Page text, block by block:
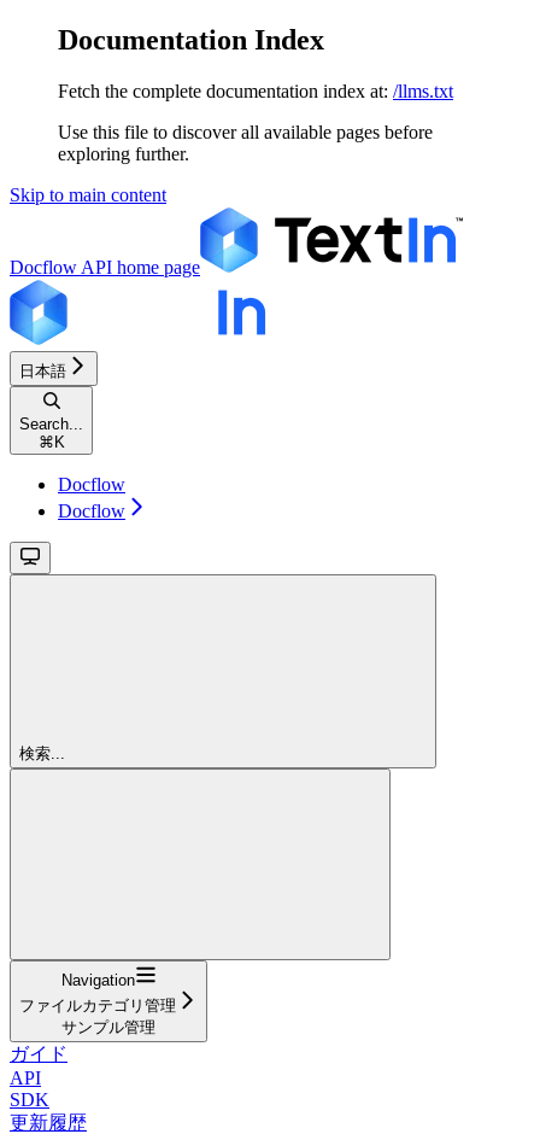
Documentation Index
Fetch the complete documentation index at: /llms.txt
Use this file to discover all available pages before
exploring further.
Skip to main content
Docflow API home page
日本語
Search...
⌘ K
Docflow
Docflow
検索...
Navigation
ファイルカテゴリ管理
サンプル管理
ガイド
API
SDK
更新履歴